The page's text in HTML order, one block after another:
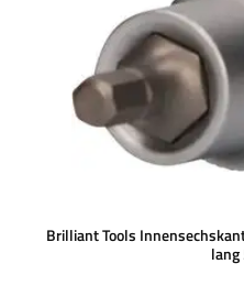
Brilliant Tools